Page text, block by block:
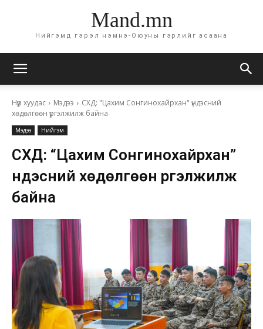
Mand.mn
Нийгэмд гэрэл нэмнэ-Оюуны гэрлийг асаана
Нүүр хуудас Мэдээ
СХД: "Цахим Сонгинохайрхан" үндэсний
хөдөлгөөн үргэлжилж байна
Мэдээ Нийгэм
СХД: “Цахим Сонгинохайрхан”
үндэсний хөдөлгөөн үргэлжилж
байна